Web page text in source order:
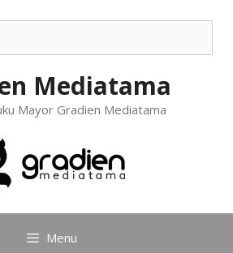
Mediatama
Mayor Gradien Mediatama
Menu